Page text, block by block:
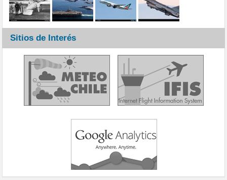
Sitios de Interés